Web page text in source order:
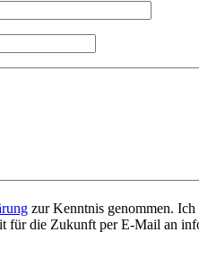
zur Kenntnis genommen.
für die Zukunft per E-Mail an